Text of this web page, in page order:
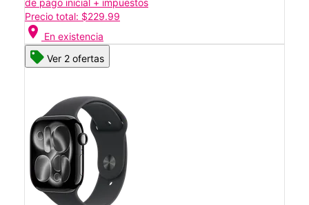
de pago inicial + impuestos
Precio total: $229.99
location_on En existencia
Ver 2 ofertas